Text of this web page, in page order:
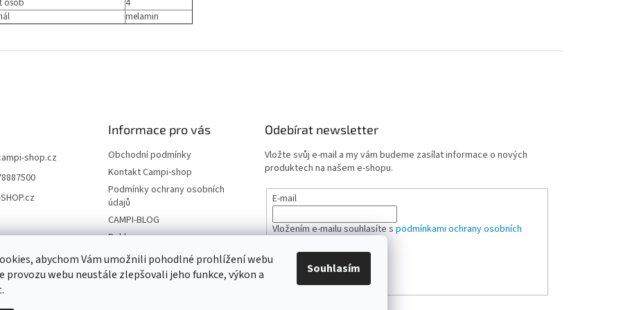
abychom Vám umožnili pohodlné prohlížení webu
provozu webu neustále zlepšovali jeho funkce, výkon a
Souhlasím
melamin
shop.cz
Informace pro vás
Obchodní podmínky
Kontakt Campi-shop
Podmínky ochrany osobních
údajů
CAMPI-BLOG
Reklamace
Vrácení zboží
Odebírat newsletter
Vložte svůj e-mail a my vám budeme zasílat informace o nových
produktech na našem e-shopu.
E-mail
Vložením e-mailu souhlasíte spodmínkami ochrany osobních
PŘIHLÁSIT SE